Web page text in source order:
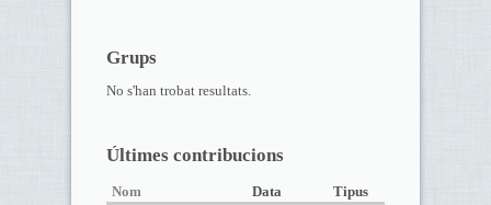
Grups
No s'han trobat resultats.
Últimes contribucions
Nom Data
Tipus